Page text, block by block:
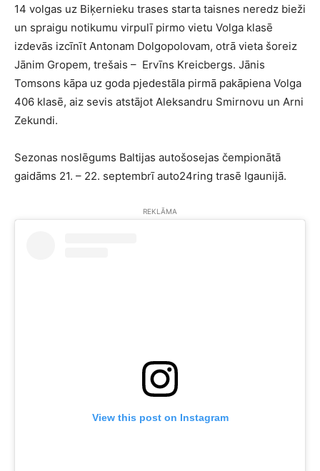
14 volgas uz Biķernieku trases starta taisnes neredz bieži
un spraigu notikumu virpulī pirmo vietu Volga klasē
izdevās izcīnīt Antonam Dolgopolovam, otrā vieta šoreiz
Jānim Gropem, trešais – Ervīns Kreicbergs. Jānis
Tomsons kāpa uz goda pjedestāla pirmā pakāpiena Volga
406 klasē, aiz sevis atstājot Aleksandru Smirnovu un Arni
Zekundi.
Sezonas noslēgums Baltijas autošosejas čempionātā
gaidāms 21. – 22. septembrī auto24ring trasē Igaunijā.
REKLĀMA
View this post on Instagram